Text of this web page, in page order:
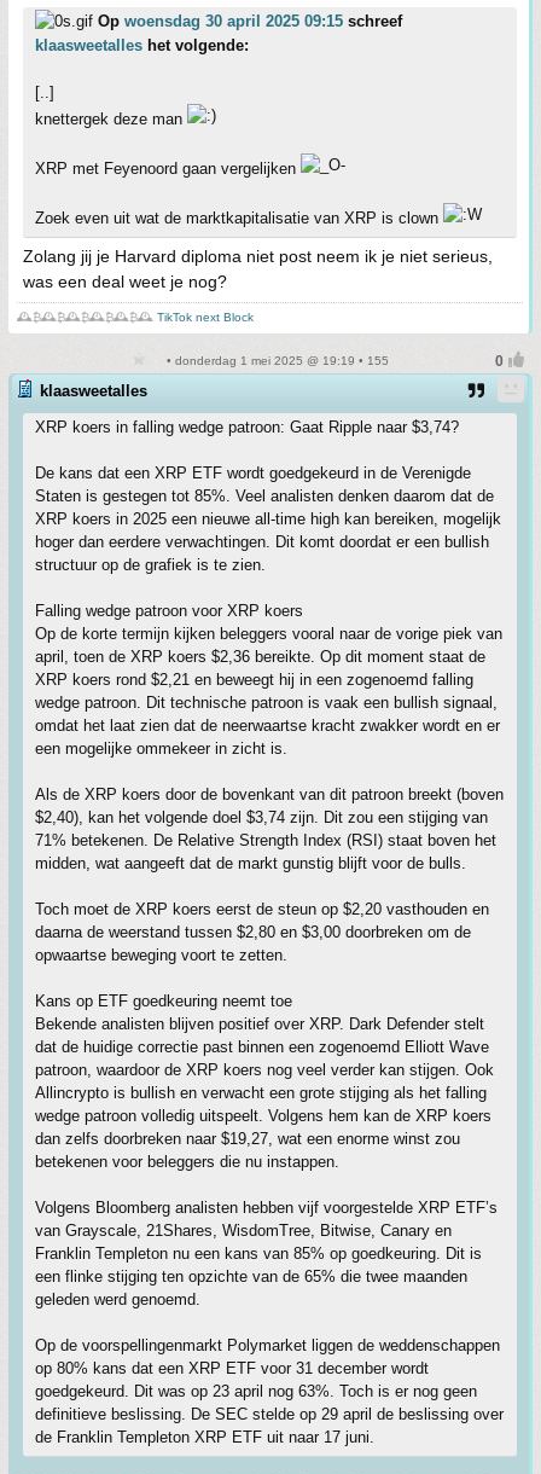
Op woensdag 30 april 2025 09:15 schreef
klaasweetalles het volgende:
[..]
knettergek deze man
XRP met Feyenoord gaan vergelijken
Zoek even uit wat de marktkapitalisatie van XRP is clown
Zolang jij je Harvard diploma niet post neem ik je niet serieus,
was een deal weet je nog?
🕰️₿🕰️₿🕰️₿🕰️₿🕰️₿🕰️ TikTok next Block
• donderdag 1 mei 2025 @ 19:19 • 155
klaasweetalles
XRP koers in falling wedge patroon: Gaat Ripple naar $3,74?
De kans dat een XRP ETF wordt goedgekeurd in de Verenigde
Staten is gestegen tot 85%. Veel analisten denken daarom dat de
XRP koers in 2025 een nieuwe all-time high kan bereiken, mogelijk
hoger dan eerdere verwachtingen. Dit komt doordat er een bullish
structuur op de grafiek is te zien.
Falling wedge patroon voor XRP koers
Op de korte termijn kijken beleggers vooral naar de vorige piek van
april, toen de XRP koers $2,36 bereikte. Op dit moment staat de
XRP koers rond $2,21 en beweegt hij in een zogenoemd falling
wedge patroon. Dit technische patroon is vaak een bullish signaal,
omdat het laat zien dat de neerwaartse kracht zwakker wordt en er
een mogelijke ommekeer in zicht is.
Als de XRP koers door de bovenkant van dit patroon breekt (boven
$2,40), kan het volgende doel $3,74 zijn. Dit zou een stijging van
71% betekenen. De Relative Strength Index (RSI) staat boven het
midden, wat aangeeft dat de markt gunstig blijft voor de bulls.
Toch moet de XRP koers eerst de steun op $2,20 vasthouden en
daarna de weerstand tussen $2,80 en $3,00 doorbreken om de
opwaartse beweging voort te zetten.
Kans op ETF goedkeuring neemt toe
Bekende analisten blijven positief over XRP. Dark Defender stelt
dat de huidige correctie past binnen een zogenoemd Elliott Wave
patroon, waardoor de XRP koers nog veel verder kan stijgen. Ook
Allincrypto is bullish en verwacht een grote stijging als het falling
wedge patroon volledig uitspeelt. Volgens hem kan de XRP koers
dan zelfs doorbreken naar $19,27, wat een enorme winst zou
betekenen voor beleggers die nu instappen.
Volgens Bloomberg analisten hebben vijf voorgestelde XRP ETF’s
van Grayscale, 21Shares, WisdomTree, Bitwise, Canary en
Franklin Templeton nu een kans van 85% op goedkeuring. Dit is
een flinke stijging ten opzichte van de 65% die twee maanden
geleden werd genoemd.
Op de voorspellingenmarkt Polymarket liggen de weddenschappen
op 80% kans dat een XRP ETF voor 31 december wordt
goedgekeurd. Dit was op 23 april nog 63%. Toch is er nog geen
definitieve beslissing. De SEC stelde op 29 april de beslissing over
de Franklin Templeton XRP ETF uit naar 17 juni.